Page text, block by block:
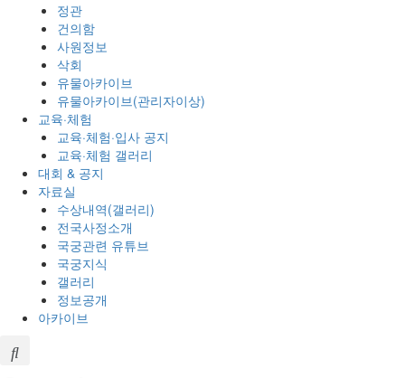
정관
건의함
사원정보
삭회
유물아카이브
유물아카이브(관리자이상)
교육·체험
교육·체험·입사 공지
교육·체험 갤러리
대회 & 공지
자료실
수상내역(갤러리)
전국사정소개
국궁관련 유튜브
국궁지식
갤러리
정보공개
아카이브